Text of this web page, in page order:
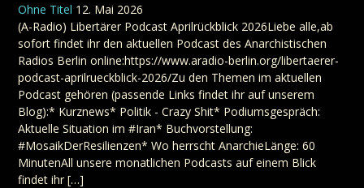
Ohne Titel 12. Mai 2026
(A-Radio) Libertärer Podcast Aprilrückblick 2026Liebe alle,ab
sofort findet ihr den aktuellen Podcast des Anarchistischen
Radios Berlin online:https://www.aradio-berlin.org/libertaerer-
podcast-aprilrueckblick-2026/Zu den Themen im aktuellen
Podcast gehören (passende Links findet ihr auf unserem
Blog):* Kurznews* Politik - Crazy Shit* Podiumsgespräch:
Aktuelle Situation im #Iran* Buchvorstellung:
#MosaikDerResilienzen* Wo herrscht AnarchieLänge: 60
MinutenAll unsere monatlichen Podcasts auf einem Blick
findet ihr […]